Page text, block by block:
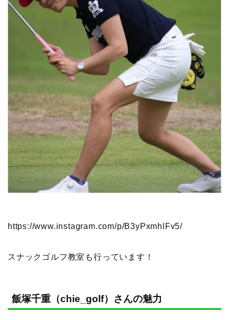
https://www.instagram.com/p/B3yPxmhlFv5/
スナックゴルフ教室も行っています！
飯塚千重（chie_golf）さんの魅力